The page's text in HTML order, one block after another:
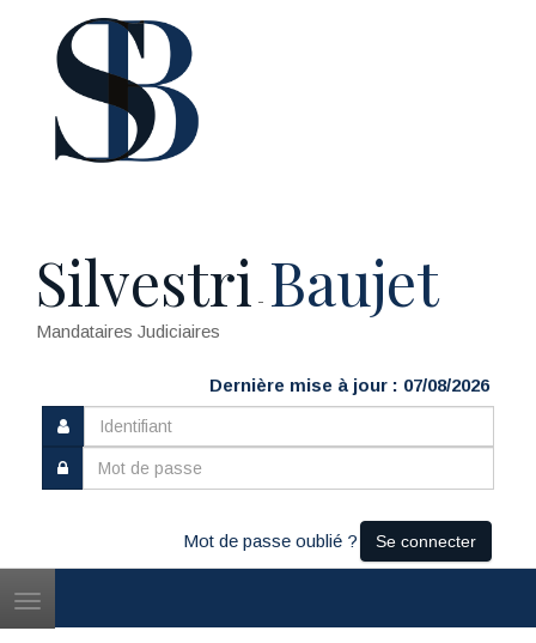
Silvestri - Baujet
Mandataires Judiciaires
Dernière mise à jour : 07/08/2026
Mot de passe oublié ? Se connecter
Toggle